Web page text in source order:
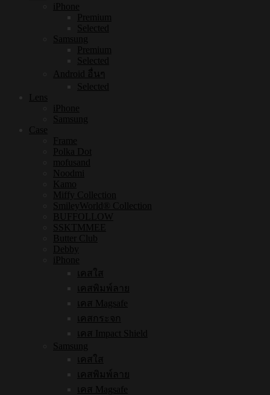
iPhone
Premium
Selected
Samsung
Premium
Selected
Android อื่นๆ
Selected
Lens
iPhone
Samsung
Case
Frame
Polka Dot
mofusand
Noodmi
Kamo
Miffy Collection
SmileyWorld® Collection
BUFFOLLOW
SSKTMMEE
Butter Club
Debby
iPhone
เคสใส
เคสพิมพ์ลาย
เคส Magsafe
เคสกระจก
เคส Impact Shield
Samsung
เคสใส
เคสพิมพ์ลาย
เคส Magsafe